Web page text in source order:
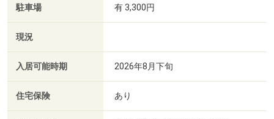
駐車場 有 3,300円
現況
入居可能時期 2026年8月下旬
住宅保険 あり